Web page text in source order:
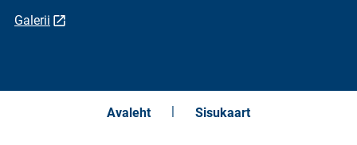
Galerii
Avaleht Sisukaart